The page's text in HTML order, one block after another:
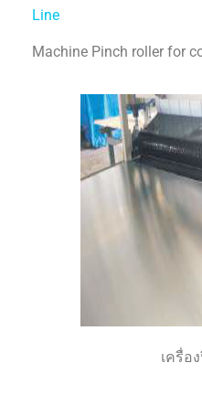
Line
Machine Pinch roller for
เครื่อ